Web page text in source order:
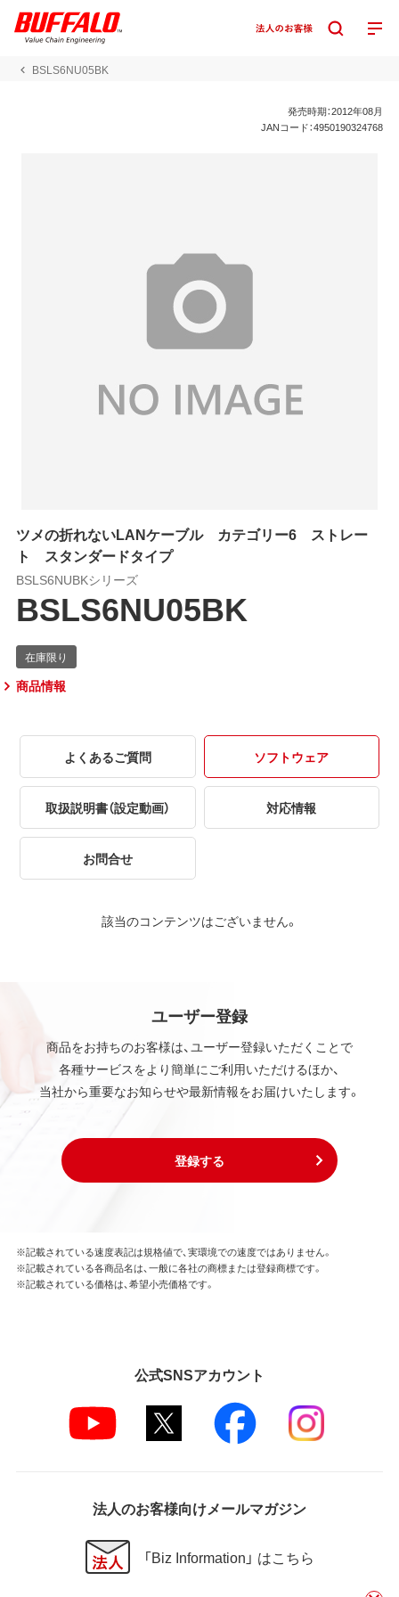
BSLS6NU05BK
発売時期：2012年08月
JANコード：4950190324768
ツメの折れないLANケーブル カテゴリー6 ストレー
ト スタンダードタイプ
BSLS6NUBKシリーズ
BSLS6NU05BK
商品情報
よくあるご質問 ソフトウェア
取扱説明書（設定動画） 対応情報
お問合せ
該当のコンテンツはございません。
ユーザー登録
商品をお持ちのお客様は、ユーザー登録いただくことで
各種サービスをより簡単にご利用いただけるほか、
当社から重要なお知らせや最新情報をお届けいたします。
登録する
※記載されている速度表記は規格値で、実環境での速度ではありません。
※記載されている各商品名は、一般に各社の商標または登録商標です。
※記載されている価格は、希望小売価格です。
公式SNSアカウント
法人のお客様向けメールマガジン
「Biz Information」 はこちら